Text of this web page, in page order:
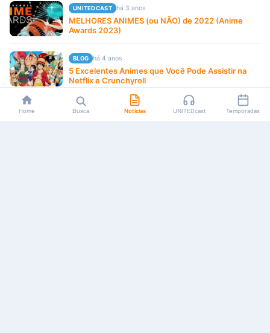
UNITEDCAST há 3 anos
MELHORES ANIMES (ou NÃO) de 2022 (Anime
Awards 2023)
BLOG há 4 anos
5 Excelentes Animes que Você Pode Assistir na
Netflix e Crunchyroll
CURIOSIDADES há 4 anos
Home Busca Notícias UNITEDcast Temporadas